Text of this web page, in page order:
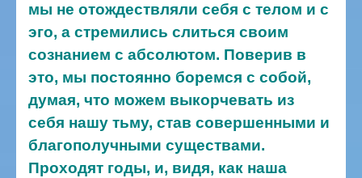
мы не отождествляли себя с телом и с
эго, а стремились слиться своим
сознанием с абсолютом. Поверив в
это, мы постоянно боремся с собой,
думая, что можем выкорчевать из
себя нашу тьму, став совершенными и
благополучными существами.
Проходят годы, и, видя, как наша